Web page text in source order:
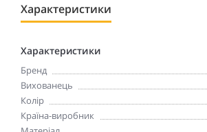
Характеристики
Характеристики
Бренд
Вихованець
Колір
Країна-виробник